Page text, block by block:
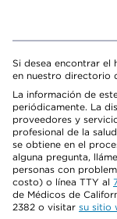
Si desea encontrar el
en nuestro directorio
La información de
periódicamente. La
proveedores y
profesional de la
se obtiene en el
alguna pregunta,
personas con
costo) o línea TTY al
de Médicos de
2382 o visitar su sitio